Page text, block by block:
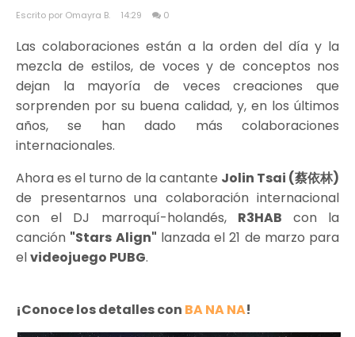
Escrito por Omayra B. 14:29 0
Las colaboraciones están a la orden del día y la
mezcla de estilos, de voces y de conceptos nos
dejan la mayoría de veces creaciones que
sorprenden por su buena calidad, y, en los últimos
años, se han dado más colaboraciones
internacionales.
Ahora es el turno de la cantante Jolin Tsai (蔡依林)
de presentarnos una colaboración internacional
con el DJ marroquí-holandés, R3HAB con la
canción "Stars Align" lanzada el 21 de marzo para
elvideojuego PUBG.
¡Conoce los detalles con BA NA NA!